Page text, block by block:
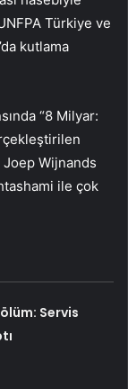
Türkiye ve
kutlama
“8 Milyar:
Joep Wijnands
ile çok
Servis